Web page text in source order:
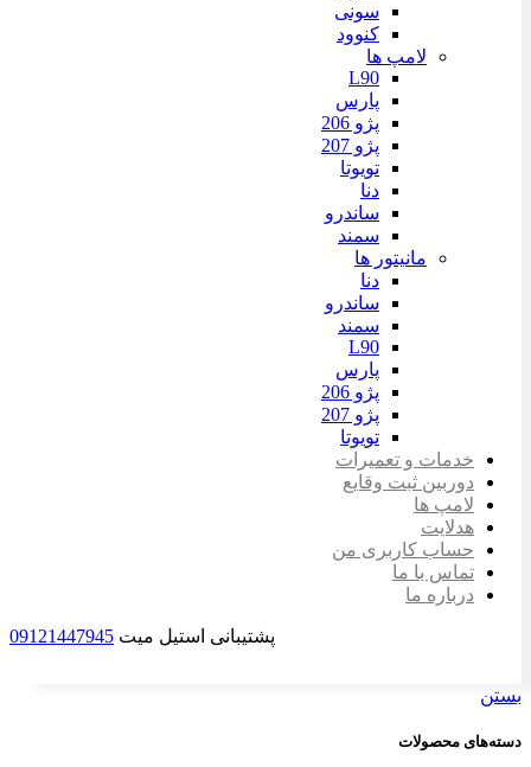
سونی
کنوود
لامپ ها
L90
پارس
پژو 206
پژو 207
تویوتا
دنا
ساندرو
سمند
مانیتور ها
دنا
ساندرو
سمند
L90
پارس
پژو 206
پژو 207
تویوتا
خدمات و تعمیرات
دوربین ثبت وقایع
لامپ ها
هدلایت
حساب کاربری من
تماس با ما
درباره ما
پشتیبانی استیل میت 09121447945
بستن
دسته‌های محصولات